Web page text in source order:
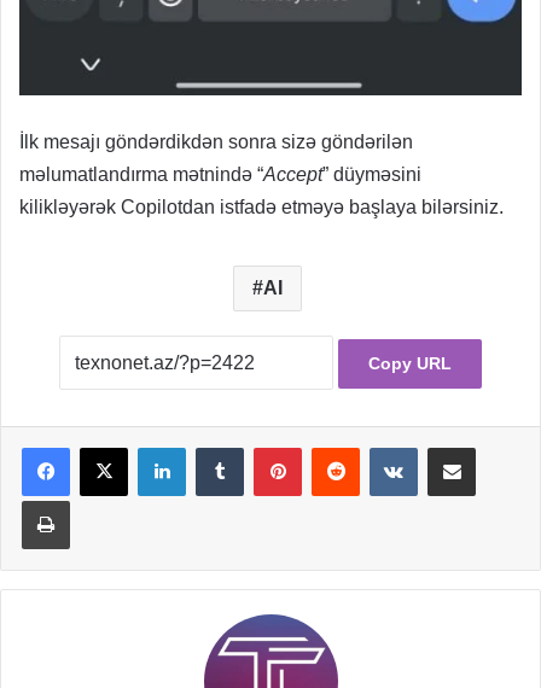
İlk mesajı göndərdikdən sonra sizə göndərilən
məlumatlandırma mətnində “Accept” düyməsini
kilikləyərək Copilotdan istfadə etməyə başlaya bilərsiniz.
AI
Copy URL
LinkedInTumblr PinterestReddit VKontakteShare via Email
Print